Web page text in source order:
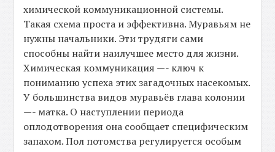
химической коммуникационной системы.
Такая схема проста и эффективна. Муравьям не
нужны начальники. Эти трудяги сами
способны найти наилучшее место для жизни.
Химическая коммуникация —- ключ к
пониманию успеха этих загадочных насекомых.
У большинства видов муравьёв глава колонии
—- матка. О наступлении периода
оплодотворения она сообщает специфическим
запахом. Пол потомства регулируется особым